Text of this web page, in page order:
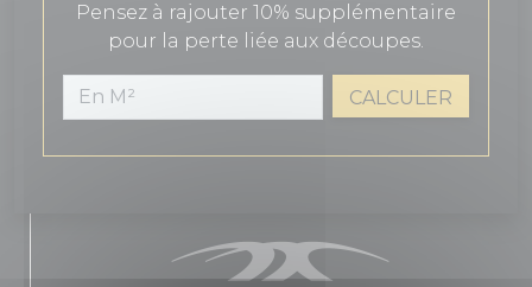
Pensez à rajouter 10% supplémentaire
pour la perte liée aux découpes.
CALCULER